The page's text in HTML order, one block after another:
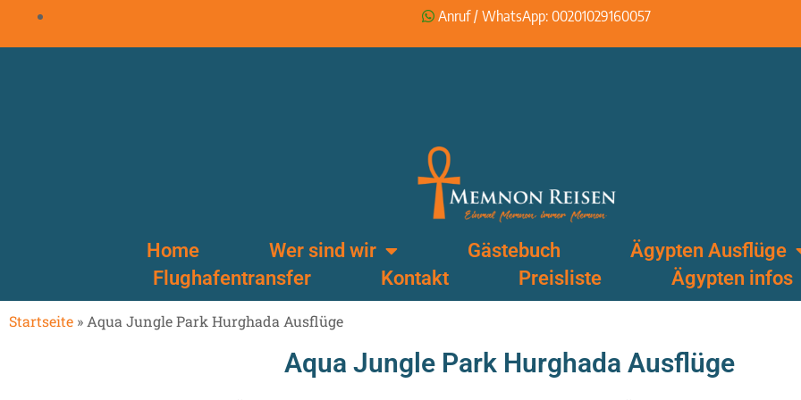
Anruf / WhatsApp: 00201029160057
Home Wer sind wir Gästebuch
Ägypten Ausflüge
Flughafentransfer
Kontakt Preisliste Ägypten infos
Startseite »Aqua Jungle Park Hurghada Ausflüge
Aqua Jungle Park Hurghada Ausflüge